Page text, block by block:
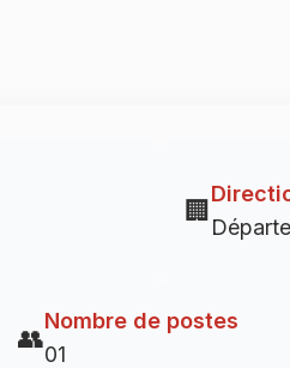
🏢
👥
Nombre de postes
01